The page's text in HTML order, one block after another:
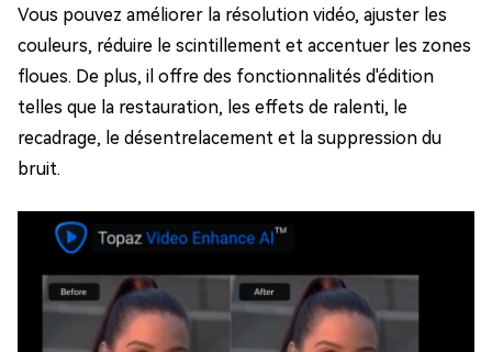
Vous pouvez améliorer la résolution vidéo, ajuster les
couleurs, réduire le scintillement et accentuer les zones
floues. De plus, il offre des fonctionnalités d'édition
telles que la restauration, les effets de ralenti, le
recadrage, le désentrelacement et la suppression du
bruit.